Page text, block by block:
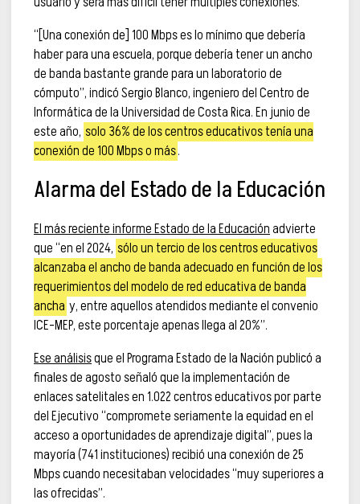
“[Una conexión de] 100 Mbps es lo mínimo que debería
haber para una escuela, porque debería tener un ancho
de banda bastante grande para un laboratorio de
cómputo”, indicó Sergio Blanco, ingeniero del Centro de
Informática de la Universidad de Costa Rica. En junio de
este año, solo 36% de los centros educativos tenía una
conexión de 100 Mbps o más.
Alarma del Estado de la Educación
El más reciente informe Estado de la Educaciónadvierte
que “en el 2024, sólo un tercio de los centros educativos
alcanzaba el ancho de banda adecuado en función de los
requerimientos del modelo de red educativa de banda
ancha y, entre aquellos atendidos mediante el convenio
ICE-MEP, este porcentaje apenas llega al 20%”.
Ese análisisque el Programa Estado de la Nación publicó a
finales de agosto señaló que la implementación de
enlaces satelitales en 1.022 centros educativos por parte
del Ejecutivo “compromete seriamente la equidad en el
acceso a oportunidades de aprendizaje digital”, pues la
mayoría (741 instituciones) recibió una conexión de 25
Mbps cuando necesitaban velocidades “muy superiores a
las ofrecidas”.